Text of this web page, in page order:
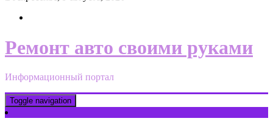
Ремонт авто своими руками
Информационный портал
Toggle navigation